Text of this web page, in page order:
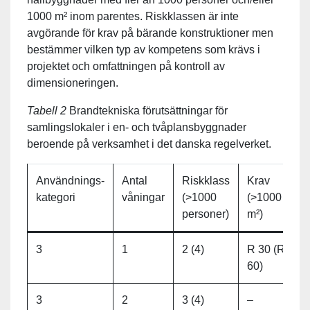
1000 m² inom parentes. Riskklassen är inte
avgörande för krav på bärande konstruktioner men
bestämmer vilken typ av kompetens som krävs i
projektet och omfattningen på kontroll av
dimensioneringen.
Tabell 2 Brandtekniska förutsättningar för
samlingslokaler i en- och tvåplansbyggnader
beroende på verksamhet i det danska regelverket.
Användnings-
kategori
Antal
våningar
Riskklass
(>1000
personer)
Krav
(>1000
m²)
3 1 2 (4)
R 30 (R
60)
3 2 3 (4)
–